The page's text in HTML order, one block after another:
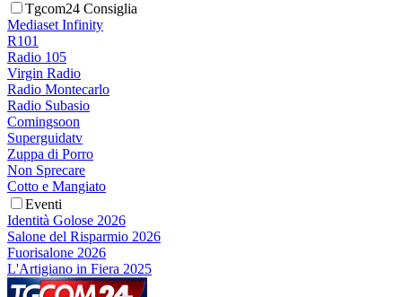
Tgcom24 Consiglia
Mediaset Infinity
R101
Radio 105
Virgin Radio
Radio Montecarlo
Radio Subasio
Comingsoon
Superguidatv
Zuppa di Porro
Non Sprecare
Cotto e Mangiato
Eventi
Identità Golose 2026
Salone del Risparmio 2026
Fuorisalone 2026
L'Artigiano in Fiera 2025